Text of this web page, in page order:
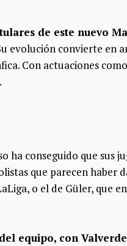
de este nuevo
evolución convierte en
Con actuaciones
conseguido que sus
que parecen haber
o el de Güler, que
equipo, con